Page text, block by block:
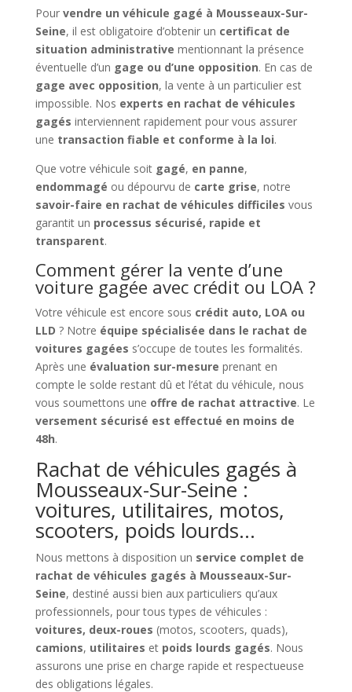
Pour vendre un véhicule gagé à Mousseaux-Sur-
Seine, il est obligatoire d’obtenir un certificat de
situation administrative mentionnant la présence
éventuelle d’un gage ou d’une opposition. En cas de
gage avec opposition, la vente à un particulier est
impossible. Nos experts en rachat de véhicules
gagés interviennent rapidement pour vous assurer
une transaction fiable et conforme à la loi.
Que votre véhicule soit gagé, en panne,
endommagé ou dépourvu de carte grise, notre
savoir-faire en rachat de véhicules difficiles vous
garantit un processus sécurisé, rapide et
transparent.
Comment gérer la vente d’une
voiture gagée avec crédit ou LOA ?
Votre véhicule est encore sous crédit auto, LOA ou
LLD ? Notre équipe spécialisée dans le rachat de
voitures gagées s’occupe de toutes les formalités.
Après une évaluation sur-mesure prenant en
compte le solde restant dû et l’état du véhicule, nous
vous soumettons une offre de rachat attractive. Le
versement sécurisé est effectué en moins de
48h.
Rachat de véhicules gagés à
Mousseaux-Sur-Seine :
voitures, utilitaires, motos,
scooters, poids lourds…
Nous mettons à disposition un service complet de
rachat de véhicules gagés à Mousseaux-Sur-
Seine, destiné aussi bien aux particuliers qu’aux
professionnels, pour tous types de véhicules :
voitures, deux-roues (motos, scooters, quads),
camions, utilitaires et poids lourds gagés. Nous
assurons une prise en charge rapide et respectueuse
des obligations légales.